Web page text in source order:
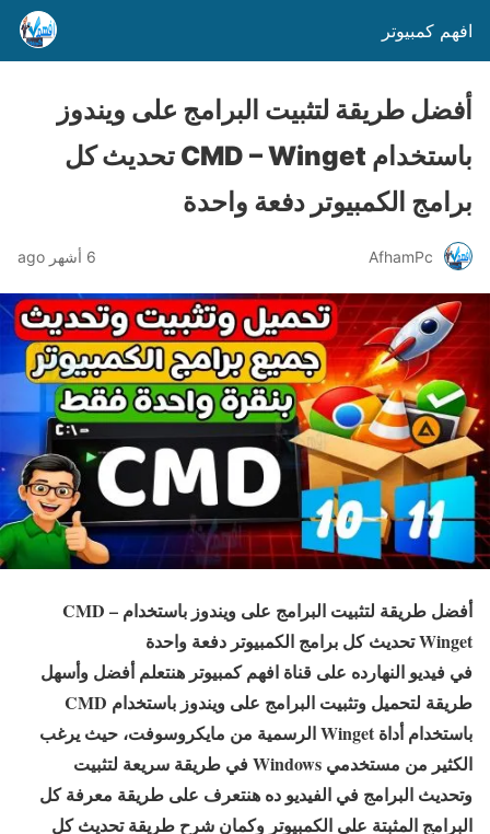
افهم كمبيوتر
أفضل طريقة لتثبيت البرامج على ويندوز
باستخدام CMD – Winget تحديث كل
برامج الكمبيوتر دفعة واحدة
AfhamPc 6 أشهر ago
أفضل طريقة لتثبيت البرامج على ويندوز باستخدام CMD –
Winget تحديث كل برامج الكمبيوتر دفعة واحدة
في فيديو النهارده على قناة افهم كمبيوتر هنتعلم أفضل وأسهل
طريقة لتحميل وتثبيت البرامج على ويندوز باستخدام CMD
باستخدام أداة Winget الرسمية من مايكروسوفت، حيث يرغب
الكثير من مستخدمي Windows في طريقة سريعة لتثبيت
وتحديث البرامج في الفيديو ده هنتعرف على طريقة معرفة كل
البرامج المثبتة على الكمبيوتر وكمان شرح طريقة تحديث كل